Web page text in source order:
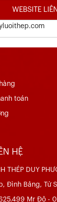
WEBSITE
toán
HỆ
THÉP DUY
Đình Bảng, Từ
Mr Đô -